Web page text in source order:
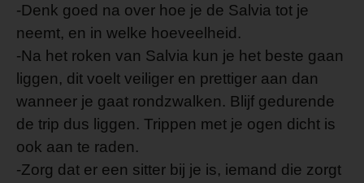
-Denk goed na over hoe je de Salvia tot je
neemt, en in welke hoeveelheid.
-Na het roken van Salvia kun je het beste gaan
liggen, dit voelt veiliger en prettiger aan dan
wanneer je gaat rondzwalken. Blijf gedurende
de trip dus liggen. Trippen met je ogen dicht is
ook aan te raden.
-Zorg dat er een sitter bij je is, iemand die zorgt